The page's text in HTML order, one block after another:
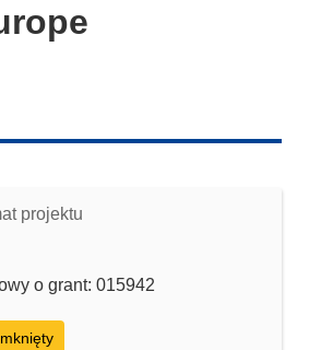
projektu
o grant: 015942